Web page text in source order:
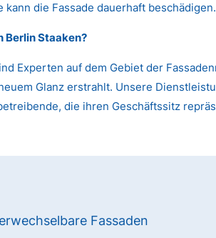
die Fassade dauerhaft
Berlin Staaken?
Experten auf dem Gebiet der
Glanz erstrahlt. Unsere
die ihren Geschäftssitz
Fassaden